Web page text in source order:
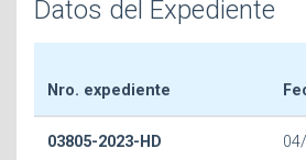
Datos del Expediente
Nro. expediente
03805-2023-HD